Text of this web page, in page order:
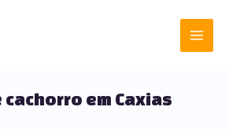
Main
cachorro em Caxias